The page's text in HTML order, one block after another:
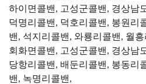
하이면콜밴, 고성군콜밴, 경상남
덕명리콜밴, 덕호리콜밴, 봉원리
밴, 석지리콜밴, 와룡리콜밴, 월
회화면콜밴, 고성군콜밴, 경상남
당항리콜밴, 배둔리콜밴, 봉동리
밴, 녹명리콜밴,